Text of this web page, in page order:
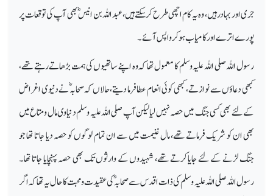
جری اور بہادر ہیں، وہ یہ کام اچھی طرح کرسکتے ہیں، عبد اللہ بن انیسؓ بھی آپ کی توقعات پر
پورے اترے اور کامیاب ہوکر واپس آئے۔
رسول اللہ صلی اللہ علیہ وسلم کا معمول تھا کہ وہ اپنے ساتھیوں کی ہمت بڑھاتے رہتے تھے،
کبھی دعاؤں سے نوازتے، کبھی کوئی انعام عطا فرما دیتے، حالاں کہ صحابہؓ نے دنیوی اغراض
کے لئے بھی کسی جنگ میں حصہ نہیں لیا لیکن آپ صلی اللہ علیہ وسلم دنیاوی مال ومتاع میں
بھی ان کو شریک فرماتے تھے، مال غنیمت میں سے ان تمام لوگوں کو حصہ دیا جاتا تھا جو
جنگ لڑنے کے لئے جایا کرتے تھے، شہیدوں کے وارثوں تک بھی حصہ پہنچایا جاتا تھا۔
رسول اللہ صلی اللہ علیہ وسلم کی ذات اقدس سے صحابہؓ کی عقیدت ومحبت کا حال یہ تھا کہ اگر